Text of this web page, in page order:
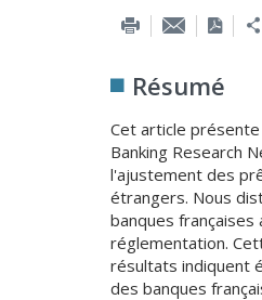
Résumé
Cet article
Banking Research
l'ajustement des
étrangers. Nous
banques
réglementation.
résultats indiquent
des banques